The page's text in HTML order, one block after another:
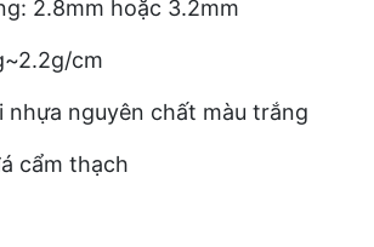
2.8mm hoặc 3.2mm
cm
nhựa nguyên chất màu trắng
cẩm thạch